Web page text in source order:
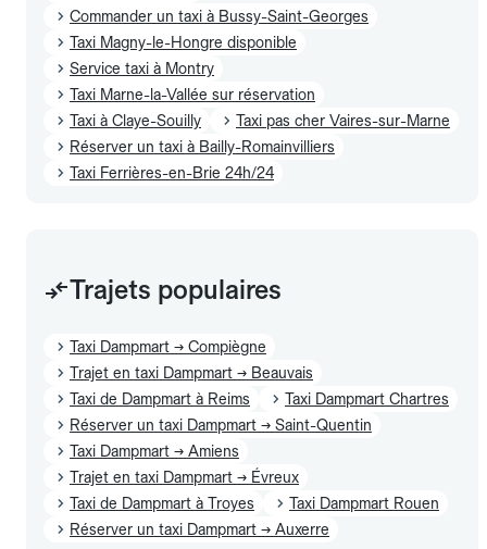
Commander un taxi à Bussy-Saint-Georges
Taxi Magny-le-Hongre disponible
Service taxi à Montry
Taxi Marne-la-Vallée sur réservation
Taxi à Claye-Souilly
Taxi pas cher Vaires-sur-Marne
Réserver un taxi à Bailly-Romainvilliers
Taxi Ferrières-en-Brie 24h/24
Trajets populaires
Taxi Dampmart → Compiègne
Trajet en taxi Dampmart → Beauvais
Taxi de Dampmart à Reims
Taxi Dampmart Chartres
Réserver un taxi Dampmart → Saint-Quentin
Taxi Dampmart → Amiens
Trajet en taxi Dampmart → Évreux
Taxi de Dampmart à Troyes
Taxi Dampmart Rouen
Réserver un taxi Dampmart → Auxerre